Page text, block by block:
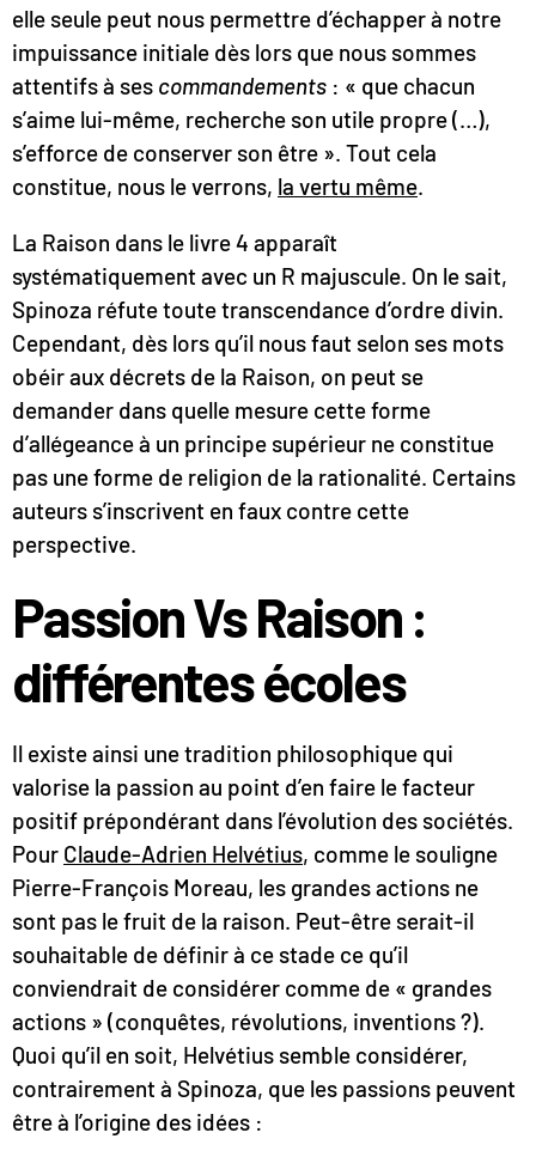
elle seule peut nous permettre d’échapper à notre
impuissance initiale dès lors que nous sommes
attentifs à ses commandements : « que chacun
s’aime lui-même, recherche son utile propre (…),
s’efforce de conserver son être ». Tout cela
constitue, nous le verrons, la vertu même.
La Raison dans le livre 4 apparaît
systématiquement avec un R majuscule. On le sait,
Spinoza réfute toute transcendance d’ordre divin.
Cependant, dès lors qu’il nous faut selon ses mots
obéir aux décrets de la Raison, on peut se
demander dans quelle mesure cette forme
d’allégeance à un principe supérieur ne constitue
pas une forme de religion de la rationalité. Certains
auteurs s’inscrivent en faux contre cette
perspective.
Passion Vs Raison :
différentes écoles
Il existe ainsi une tradition philosophique qui
valorise la passion au point d’en faire le facteur
positif prépondérant dans l’évolution des sociétés.
Pour Claude-Adrien Helvétius, comme le souligne
Pierre-François Moreau, les grandes actions ne
sont pas le fruit de la raison. Peut-être serait-il
souhaitable de définir à ce stade ce qu’il
conviendrait de considérer comme de « grandes
actions » (conquêtes, révolutions, inventions ?).
Quoi qu’il en soit, Helvétius semble considérer,
contrairement à Spinoza, que les passions peuvent
être à l’origine des idées :